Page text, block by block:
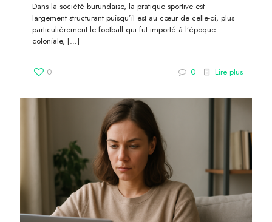
Dans la société burundaise, la pratique sportive est
largement structurant puisqu’il est au cœur de celle-ci, plus
particulièrement le football qui fut importé à l’époque
coloniale, […]
0 0 Lire plus